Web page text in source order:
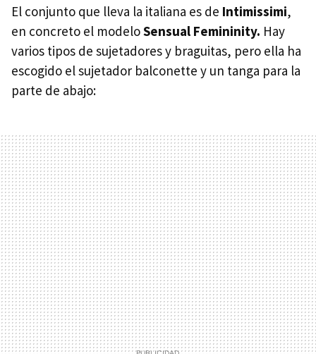
El conjunto que lleva la italiana es de Intimissimi,
en concreto el modeloSensual Femininity. Hay
varios tipos de sujetadores y braguitas, pero ella ha
escogido el sujetador balconette y un tanga para la
parte de abajo: